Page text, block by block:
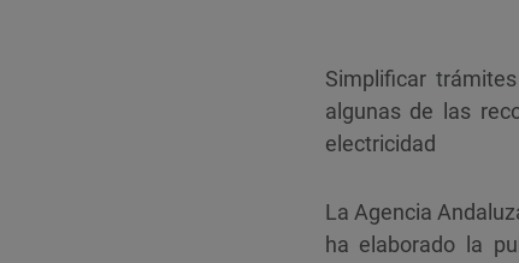
Simplificar
algunas de las
electricidad
La Agencia
ha elaborado la